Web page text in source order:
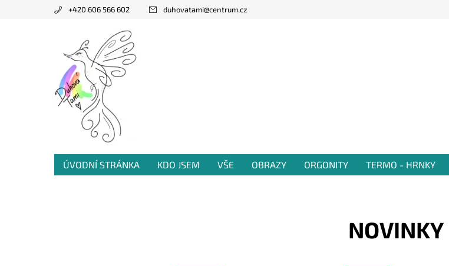
+420 606 566 602 duhovatami@centrum.cz
ÚVODNÍ STRÁNKA KDO JSEM VŠE OBRAZY ORGONITY TERMO - HRNKY
NOVINKY